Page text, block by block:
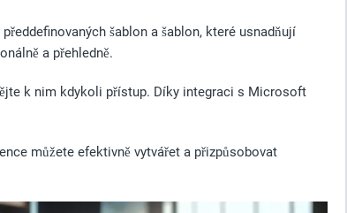
šablon a šablon, které usnadňují
a přehledně.
k nim kdykoli přístup. Díky integraci s Microsoft
můžete efektivně vytvářet a přizpůsobovat